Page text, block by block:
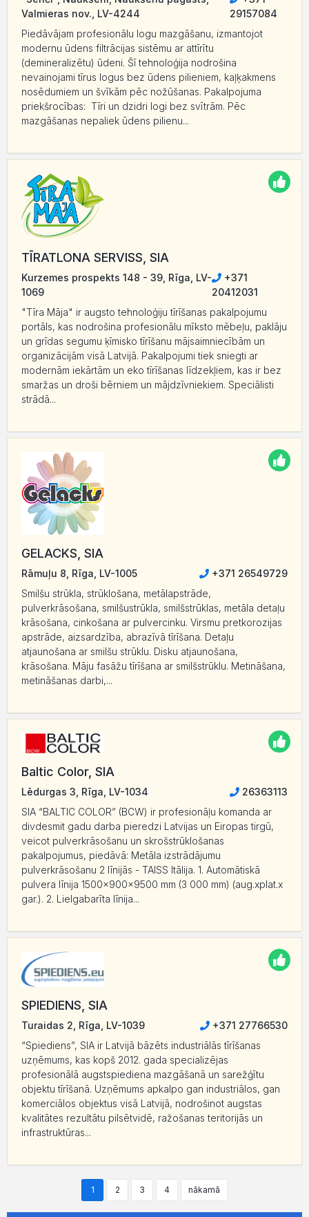
Valmieras nov., LV-4244
29157084
Piedāvājam profesionālu logu mazgāšanu, izmantojot
modernu ūdens filtrācijas sistēmu ar attīrītu
(demineralizētu) ūdeni. Šī tehnoloģija nodrošina
nevainojami tīrus logus bez ūdens pilieniem, kaļķakmens
nosēdumiem un švīkām pēc nožūšanas. Pakalpojuma
priekšrocības: Tīri un dzidri logi bez svītrām. Pēc
mazgāšanas nepaliek ūdens pilienu...
TĪRATLONA SERVISS, SIA
Kurzemes prospekts 148 - 39, Rīga, LV-
1069
+371
20412031
"Tīra Māja" ir augsto tehnoloģiju tīrīšanas pakalpojumu
portāls, kas nodrošina profesionālu mīksto mēbeļu, paklāju
un grīdas segumu ķīmisko tīrīšanu mājsaimniecībām un
organizācijām visā Latvijā. Pakalpojumi tiek sniegti ar
modernām iekārtām un eko tīrīšanas līdzekļiem, kas ir bez
smaržas un droši bērniem un mājdzīvniekiem. Speciālisti
strādā...
GELACKS, SIA
Rāmuļu 8, Rīga, LV-1005
+371 26549729
Smilšu strūkla, strūklošana, metālapstrāde,
pulverkrāsošana, smilšustrūkla, smilšstrūklas, metāla detaļu
krāsošana, cinkošana ar pulvercinku. Virsmu pretkorozijas
apstrāde, aizsardzība, abrazīvā tīrīšana. Detaļu
atjaunošana ar smilšu strūklu. Disku atjaunošana,
krāsošana. Māju fasāžu tīrīšana ar smilšstrūklu. Metināšana,
metināšanas darbi,...
Baltic Color, SIA
Lēdurgas 3, Rīga, LV-1034
26363113
SIA “BALTIC COLOR” (BCW) ir profesionāļu komanda ar
divdesmit gadu darba pieredzi Latvijas un Eiropas tirgū,
veicot pulverkrāsošanu un skrošstrūklošanas
pakalpojumus, piedāvā: Metāla izstrādājumu
pulverkrāsošanu 2 līnijās - TAISS Itālija. 1. Automātiskā
pulvera līnija 1500x900x9500 mm (3 000 mm) (aug.xplat.x
gar.). 2. Lielgabarīta līnija...
SPIEDIENS, SIA
Turaidas 2, Rīga, LV-1039
+371 27766530
“Spiediens”, SIA ir Latvijā bāzēts industriālās tīrīšanas
uzņēmums, kas kopš 2012. gada specializējas
profesionālā augstspiediena mazgāšanā un sarežģītu
objektu tīrīšanā. Uzņēmums apkalpo gan industriālos, gan
komerciālos objektus visā Latvijā, nodrošinot augstas
kvalitātes rezultātu pilsētvidē, ražošanas teritorijās un
infrastruktūras...
1 2 3 4 nākamā